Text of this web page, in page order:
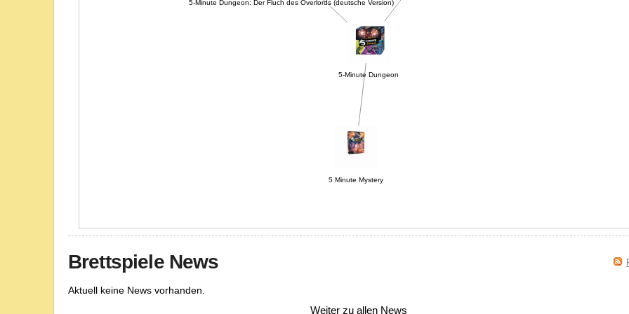
5-Minute Dungeon
5-Minute Dungeon: Der Fluch des Overlords (deutsche Version)
5 Minute Mystery
Brettspiele News
Aktuell keine News vorhanden.
Weiter zu allen News